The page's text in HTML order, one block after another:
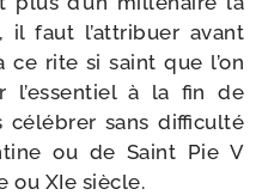
il faut l’attribuer avant
ce rite si saint que l’on
l’essentiel à la fin de
célé­brer sans dif­fi­cul­té
ou de Saint Pie V
ou XIe siècle.